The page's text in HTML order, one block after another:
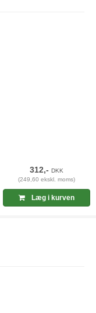
312,-DKK
(249,60 ekskl. moms)
Læg i kurven